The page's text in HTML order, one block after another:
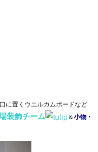
に置くウエルカムボードなど
装飾チーム ＆小物・